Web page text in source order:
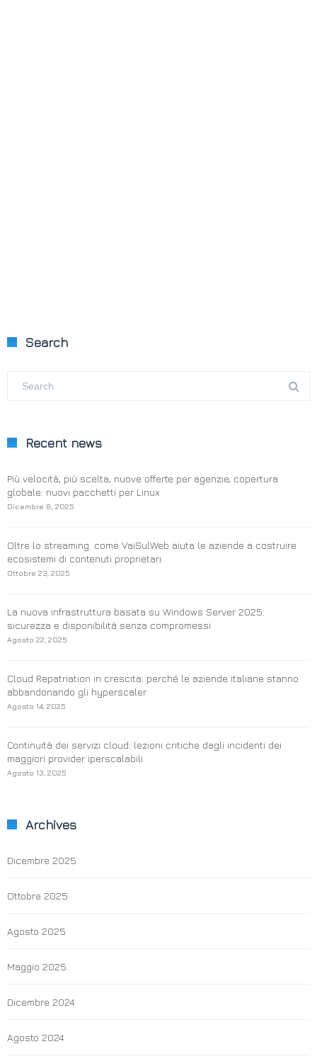
Search
Recent news
Più velocità, più scelta, nuove offerte per agenzie, copertura
globale: nuovi pacchetti per Linux
Dicembre 8, 2025
Oltre lo streaming: come VaiSulWeb aiuta le aziende a costruire
ecosistemi di contenuti proprietari
Ottobre 23, 2025
La nuova infrastruttura basata su Windows Server 2025:
sicurezza e disponibilità senza compromessi
Agosto 22, 2025
Cloud Repatriation in crescita: perché le aziende italiane stanno
abbandonando gli hyperscaler
Agosto 14, 2025
Continuità dei servizi cloud: lezioni critiche dagli incidenti dei
maggiori provider iperscalabili
Agosto 13, 2025
Archives
Dicembre 2025
Ottobre 2025
Agosto 2025
Maggio 2025
Dicembre 2024
Agosto 2024